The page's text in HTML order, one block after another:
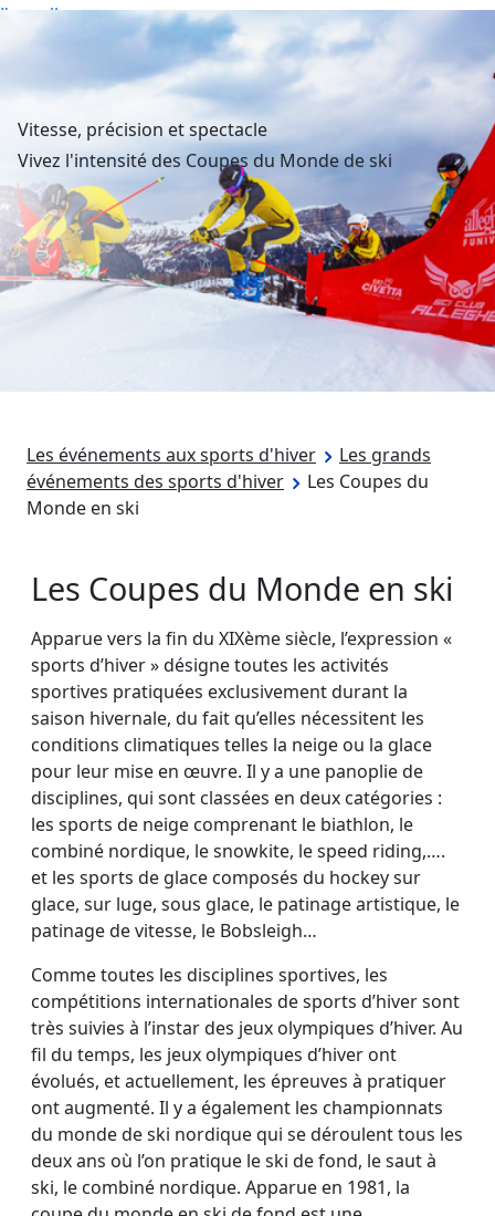
J'appelle
Vitesse, précision et spectacle
Vivez l'intensité des Coupes du Monde de ski
Les événements aux sports d'hiver
Les grands
événements des sports d'hiver
Les Coupes du
Monde en ski
Les Coupes du Monde en ski
Apparue vers la fin du XIXème siècle, l’expression «
sports d’hiver » désigne toutes les activités
sportives pratiquées exclusivement durant la
saison hivernale, du fait qu’elles nécessitent les
conditions climatiques telles la neige ou la glace
pour leur mise en œuvre. Il y a une panoplie de
disciplines, qui sont classées en deux catégories :
les sports de neige comprenant le biathlon, le
combiné nordique, le snowkite, le speed riding,….
et les sports de glace composés du hockey sur
glace, sur luge, sous glace, le patinage artistique, le
patinage de vitesse, le Bobsleigh…
Comme toutes les disciplines sportives, les
compétitions internationales de sports d’hiver sont
très suivies à l’instar des jeux olympiques d’hiver. Au
fil du temps, les jeux olympiques d’hiver ont
évolués, et actuellement, les épreuves à pratiquer
ont augmenté. Il y a également les championnats
du monde de ski nordique qui se déroulent tous les
deux ans où l’on pratique le ski de fond, le saut à
ski, le combiné nordique. Apparue en 1981, la